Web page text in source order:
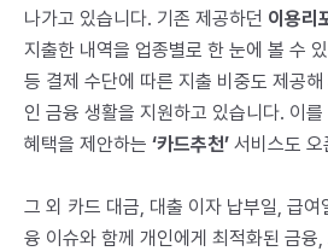
나가고 있습니다. 기존 제공하던 이용리
지출한 내역을 업종별로 한 눈에 볼 수
등 결제 수단에 따른 지출 비중도 제공
인 금융 생활을 지원하고 있습니다. 이
혜택을 제안하는 ‘카드추천’ 서비스도 오
그 외 카드 대금, 대출 이자 납부일, 급
융 이슈와 함께 개인에게 최적화된 금융,